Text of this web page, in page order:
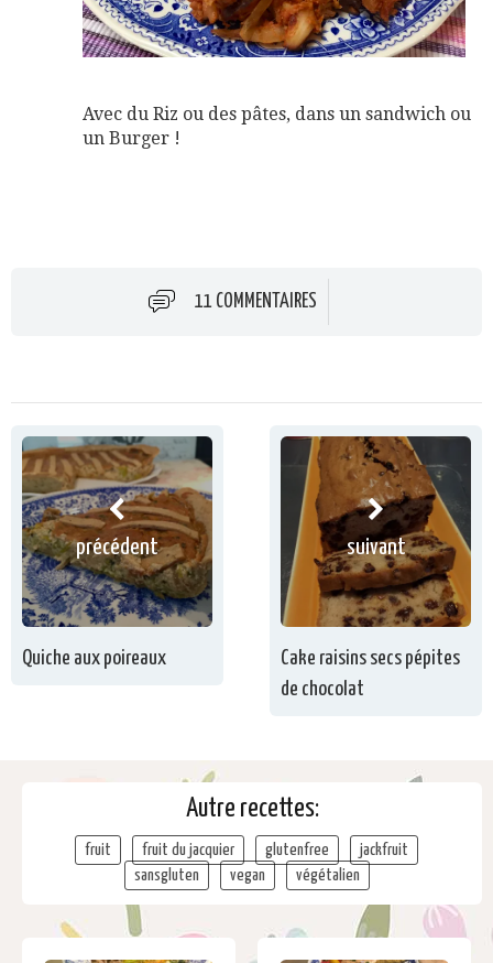
Avec du Riz ou des pâtes, dans un sandwich ou
un Burger !
11 COMMENTAIRES
précédent
Quiche aux poireaux
suivant
Cake raisins secs pépites
de chocolat
Autre recettes:
fruit fruit du jacquier glutenfree
jackfruit
sansgluten
vegan végétalien